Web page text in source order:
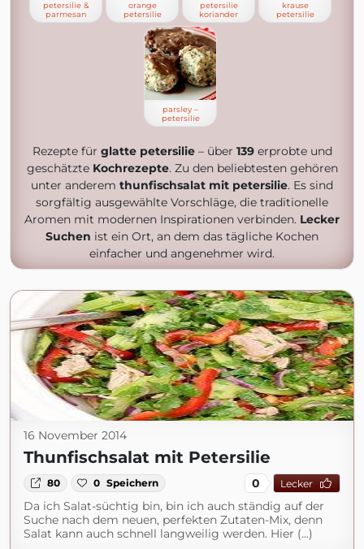
petersilie &
parmesan
orange
petersilie
petersilie
koriander
krause
petersilie
parsley –
petersilie
Rezepte für glatte petersilie– über 139erprobte und
geschätzte Kochrezepte. Zu den beliebtesten gehören
unter anderem thunfischsalat mit petersilie. Es sind
sorgfältig ausgewählte Vorschläge, die traditionelle
Aromen mit modernen Inspirationen verbinden. Lecker
Suchen ist ein Ort, an dem das tägliche Kochen
einfacher und angenehmer wird.
16 November 2014
Thunfischsalat mit Petersilie
80 0 Speichern 0 Lecker
Da ich Salat-süchtig bin, bin ich auch ständig auf der
Suche nach dem neuen, perfekten Zutaten-Mix, denn
Salat kann auch schnell langweilig werden. Hier (...)